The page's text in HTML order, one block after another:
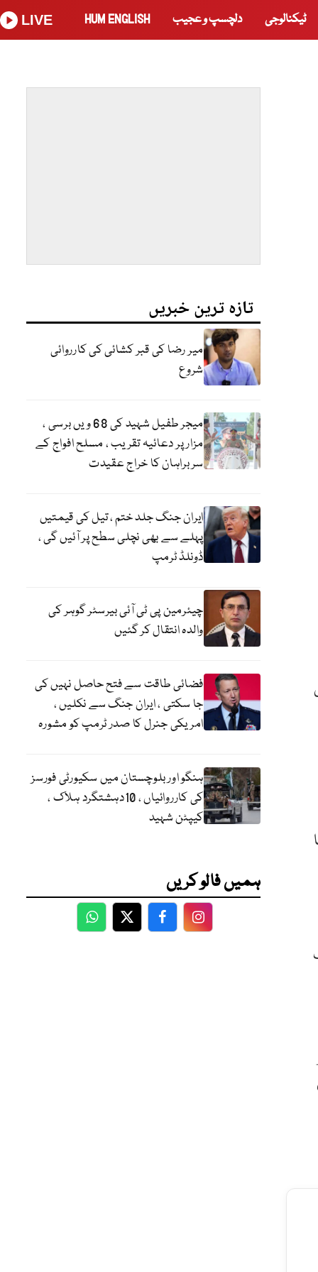
ٹیکنالوجی دلچسپ و عجیب HUM ENGLISH
LIVE
تازہ ترین خبریں
میر رضا کی قبر کشائی کی کارروائی
شروع
میجر طفیل شہید کی 68 ویں برسی ،
مزار پر دعائیہ تقریب ، مسلح افواج کے
سربراہان کا خراج عقیدت
ایران جنگ جلد ختم ، تیل کی قیمتیں
پہلے سے بھی نچلی سطح پر آئیں گی ،
ڈونلڈ ٹرمپ
چیئرمین پی ٹی آئی بیرسٹر گوہر کی
والدہ انتقال کر گئیں
فضائی طاقت سے فتح حاصل نہیں کی
جا سکتی ، ایران جنگ سے نکلیں ،
امریکی جنرل کا صدر ٹرمپ کو مشورہ
ہنگو اور بلوچستان میں سکیورٹی فورسز
کی کارروائیاں ، 10دہشتگرد ہلاک ،
کیپٹن شہید
ہمیں فالو کریں
WhatsApp
TwitterFacebookFacebook